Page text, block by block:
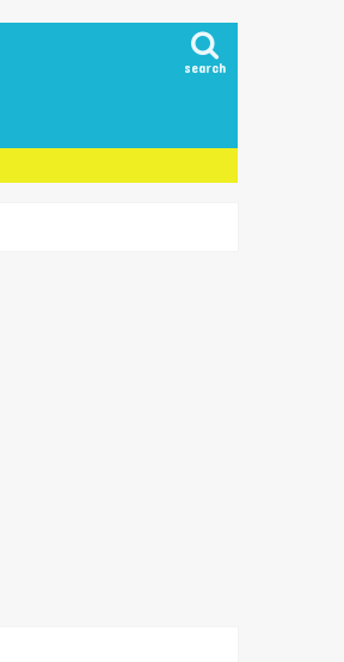
search